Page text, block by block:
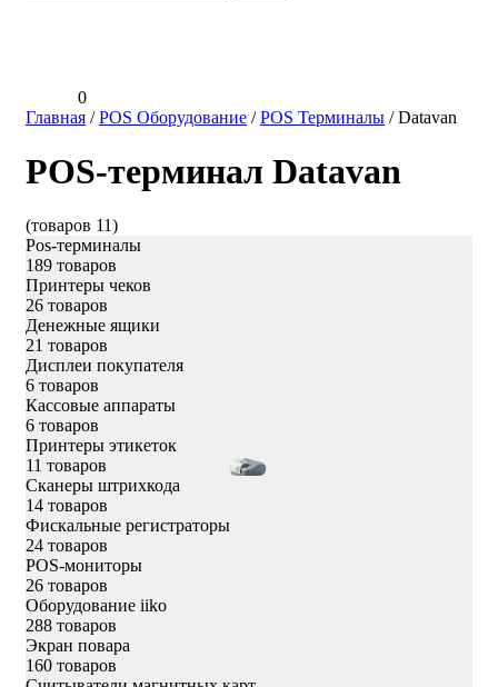
0
Главная /POS Оборудование /POS Терминалы /Datavan
POS-терминал Datavan
(товаров 11)
Pos-терминалы
189 товаров
Принтеры чеков
26 товаров
Денежные ящики
21 товаров
Дисплеи покупателя
6 товаров
Кассовые аппараты
6 товаров
Принтеры этикеток
11 товаров
Сканеры штрихкода
14 товаров
Фискальные регистраторы
24 товаров
POS-мониторы
26 товаров
Оборудование iiko
288 товаров
Экран повара
160 товаров